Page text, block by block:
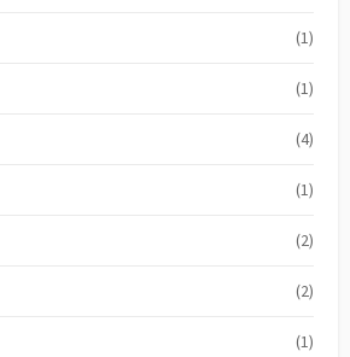
(1)
(1)
(4)
(1)
(2)
(2)
(1)